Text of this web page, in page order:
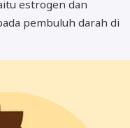
estrogen dan
pembuluh darah di